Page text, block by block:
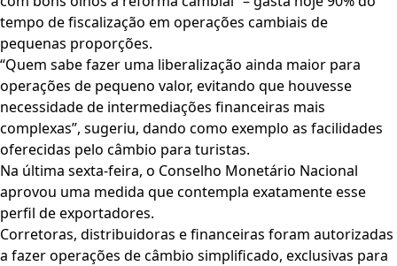
tempo de fiscalização em operações cambiais de
pequenas proporções.
“Quem sabe fazer uma liberalização ainda maior para
operações de pequeno valor, evitando que houvesse
necessidade de intermediações financeiras mais
complexas”, sugeriu, dando como exemplo as facilidades
oferecidas pelo câmbio para turistas.
Na última sexta-feira, o Conselho Monetário Nacional
aprovou uma medida que contempla exatamente esse
perfil de exportadores.
Corretoras, distribuidoras e financeiras foram autorizadas
a fazer operações de câmbio simplificado, exclusivas para